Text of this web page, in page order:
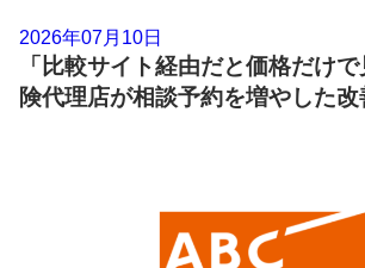
2026年07月10日
「比較サイト経由だと価格だけ
険代理店が相談予約を増やした改